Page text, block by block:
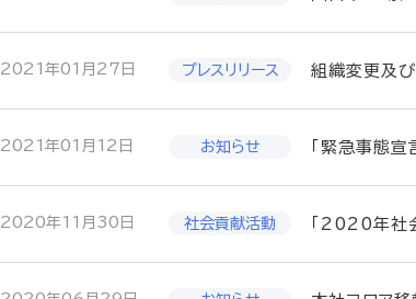
2021年01月27日 組織変更及
2021年01月12日 「緊急事態
2020年11月30日 「2020年社